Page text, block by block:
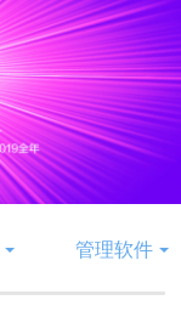
管理软件